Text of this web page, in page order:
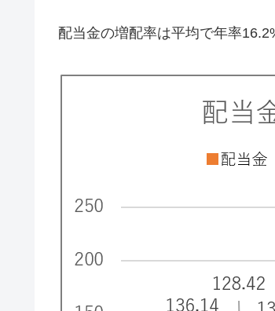
配当金の増配率は平均で年率